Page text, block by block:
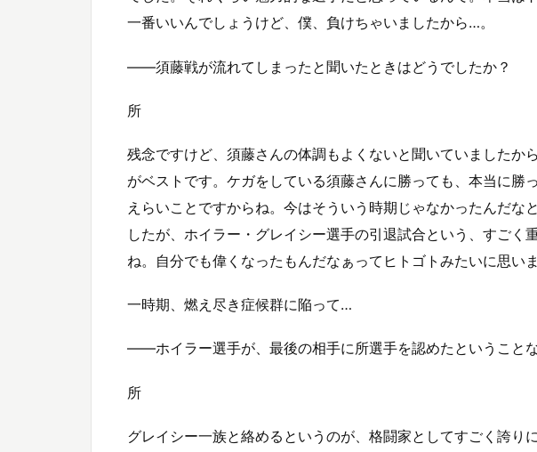
一番いいんでしょうけど、僕、負けちゃいましたから…。
——須藤戦が流れてしまったと聞いたときはどうでしたか？
所
残念ですけど、須藤さんの体調もよくないと聞いていましたか
がベストです。ケガをしている須藤さんに勝っても、本当に勝
えらいことですからね。今はそういう時期じゃなかったんだな
したが、ホイラー・グレイシー選手の引退試合という、すごく
ね。自分でも偉くなったもんだなぁってヒトゴトみたいに思いま
一時期、燃え尽き症候群に陥って…
——ホイラー選手が、最後の相手に所選手を認めたということな
所
グレイシー一族と絡めるというのが、格闘家としてすごく誇り